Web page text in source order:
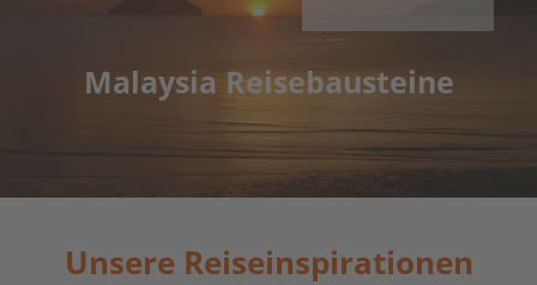
Malaysia Reisebausteine
Unsere Reiseinspirationen